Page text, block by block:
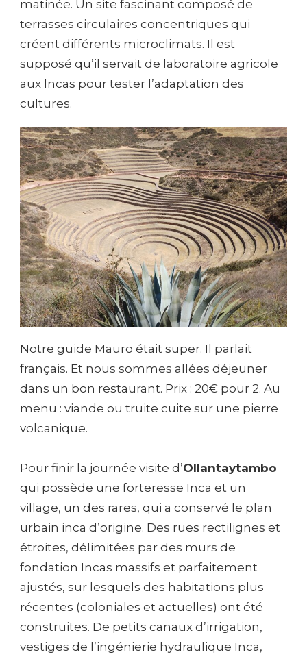
matinée. Un site fascinant composé de
terrasses circulaires concentriques qui
créent différents microclimats. Il est
supposé qu’il servait de laboratoire agricole
aux Incas pour tester l’adaptation des
cultures.
Notre guide Mauro était super. Il parlait
français. Et nous sommes allées déjeuner
dans un bon restaurant. Prix : 20€ pour 2. Au
menu : viande ou truite cuite sur une pierre
volcanique.
Pour finir la journée visite d’Ollantaytambo
qui possède une forteresse Inca et un
village, un des rares, qui a conservé le plan
urbain inca d’origine. Des rues rectilignes et
étroites, délimitées par des murs de
fondation Incas massifs et parfaitement
ajustés, sur lesquels des habitations plus
récentes (coloniales et actuelles) ont été
construites. De petits canaux d’irrigation,
vestiges de l’ingénierie hydraulique Inca,